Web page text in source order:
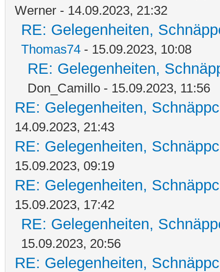
Werner - 14.09.2023, 21:32
RE: Gelegenheiten,
Thomas74 - 15.09.2023, 10:08
RE: Gelegenheiten,
Don_Camillo - 15.09.2023, 11:56
RE: Gelegenheiten,
14.09.2023, 21:43
RE: Gelegenheiten,
15.09.2023, 09:19
RE: Gelegenheiten,
15.09.2023, 17:42
RE: Gelegenheiten,
15.09.2023, 20:56
RE: Gelegenheiten,